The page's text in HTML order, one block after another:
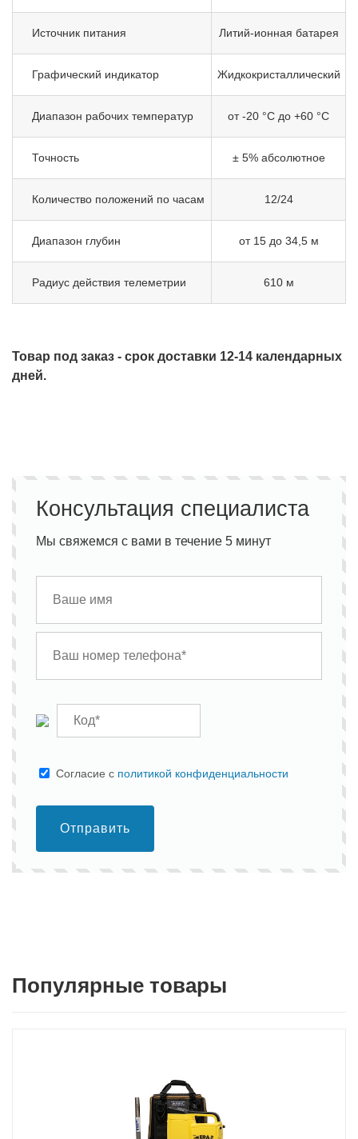
Источник питания Литий-ионная батарея
Графический индикатор Жидкокристаллический
Диапазон рабочих температур от -20 °С до +60 °С
Точность ± 5% абсолютное
Количество положений по часам 12/24
Диапазон глубин от 15 до 34,5 м
Радиус действия телеметрии 610 м
Товар под заказ - срок доставки 12-14 календарных
дней.
Консультация специалиста
Мы свяжемся с вами в течение 5 минут
Cогласие с политикой конфиденциальности
Отправить
Популярные товары